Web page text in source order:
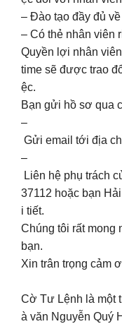
– Đào tạo đầy đủ
– Có thẻ nhân viên
Quyền lợi nhân
time sẽ được trao
ệc.
Bạn gửi hồ sơ qua
–
Gửi email tới địa
–
Liên hệ phụ trách
37112 hoặc bạn
i tiết.
Chúng tôi rất mong
bạn.
Xin trân trọng cảm
Cờ Tư Lệnh là một
à văn Nguyễn Quý